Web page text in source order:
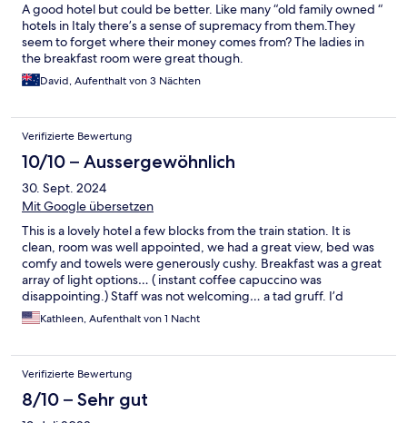
A good hotel but could be better. Like many “old family owned “
hotels in Italy there’s a sense of supremacy from them.They
seem to forget where their money comes from? The ladies in
the breakfast room were great though.
David, Aufenthalt von 3 Nächten
Verifizierte Bewertung
10/10 – Aussergewöhnlich
30. Sept. 2024
Mit Google übersetzen
This is a lovely hotel a few blocks from the train station. It is
clean, room was well appointed, we had a great view, bed was
comfy and towels were generously cushy. Breakfast was a great
array of light options… ( instant coffee capuccino was
disappointing.) Staff was not welcoming… a tad gruff. I’d
definitely recommend the Corona for a 2-3 day stay in
Domodosdola.
Kathleen, Aufenthalt von 1 Nacht
Verifizierte Bewertung
8/10 – Sehr gut